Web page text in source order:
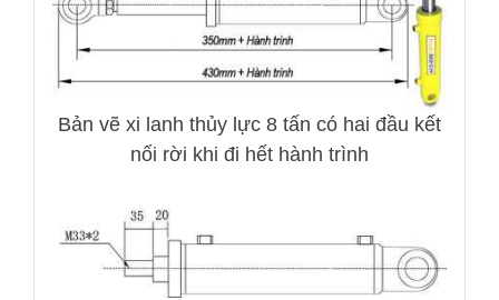
Bản vẽ xi lanh thủy lực 8 tấn có hai đầu kết
nối rời khi đi hết hành trình